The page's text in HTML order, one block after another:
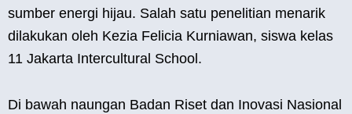
sumber energi hijau. Salah satu penelitian menarik
dilakukan oleh Kezia Felicia Kurniawan, siswa kelas
11 Jakarta Intercultural School.
Di bawah naungan Badan Riset dan Inovasi Nasional